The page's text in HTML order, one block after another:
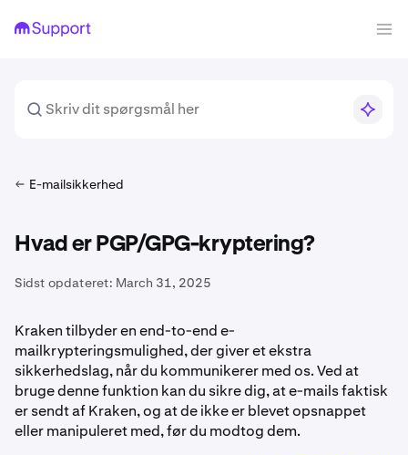
E-mailsikkerhed
Hvad er PGP/GPG-kryptering?
Sidst opdateret: March 31, 2025
Kraken tilbyder en end-to-end e-
mailkrypteringsmulighed, der giver et ekstra
sikkerhedslag, når du kommunikerer med os. Ved at
bruge denne funktion kan du sikre dig, at e-mails faktisk
er sendt af Kraken, og at de ikke er blevet opsnappet
eller manipuleret med, før du modtog dem.